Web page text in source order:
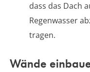
dass das Dach
Regenwasser
tragen.
Wände